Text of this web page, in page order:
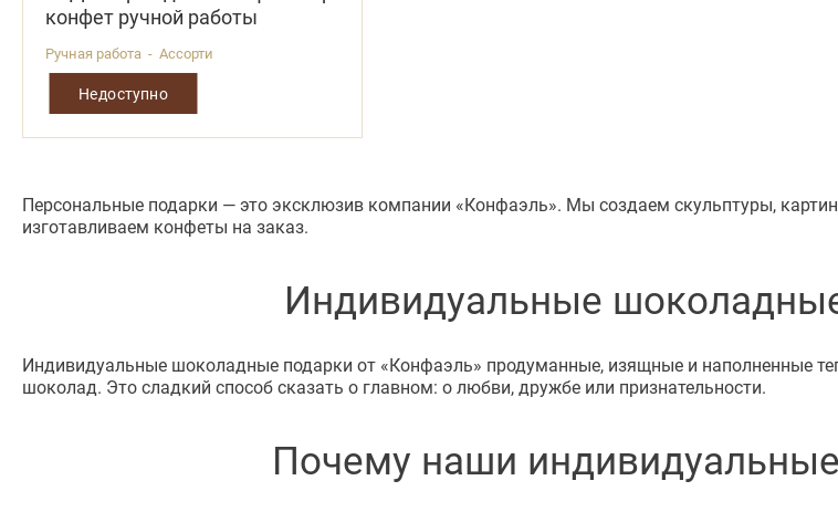
конфет ручной работы
Ручная работа - Ассорти
Недоступно
Персональные подарки — это эксклюзив компании «Конфаэль». Мы создаем скульптуры,
изготавливаем конфеты на заказ.
Индивидуальные
Индивидуальные шоколадные подарки от «Конфаэль» продуманные, изящные и наполненные
шоколад. Это сладкий способ сказать о главном: о любви, дружбе или признательности.
Почему наши